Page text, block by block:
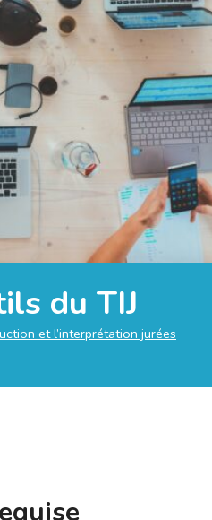
du TIJ
et l’interprétation jurées